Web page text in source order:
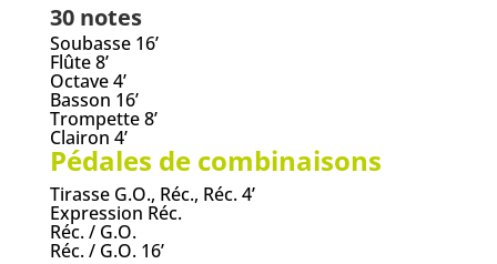
30 notes
Soubasse 16’
Flûte 8’
Octave 4’
Basson 16’
Trompette 8’
Clairon 4’
Pédales de combinaisons
Tirasse G.O., Réc., Réc. 4’
Expression Réc.
Réc. / G.O.
Réc. / G.O. 16’